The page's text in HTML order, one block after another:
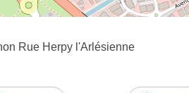
Rue Herpy l'Arlésienne